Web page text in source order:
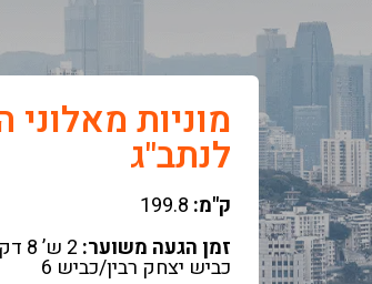
מוניות מאלוני
לנתב"ג
ק"מ: 199.8
זמן הגעה משוער:
כביש יצחק רבין/כביש 6